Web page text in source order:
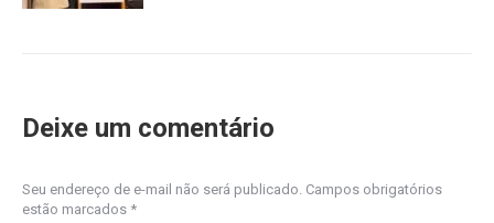
Deixe um comentário
Seu endereço de e-mail não será publicado. Campos obrigatórios
estão marcados *